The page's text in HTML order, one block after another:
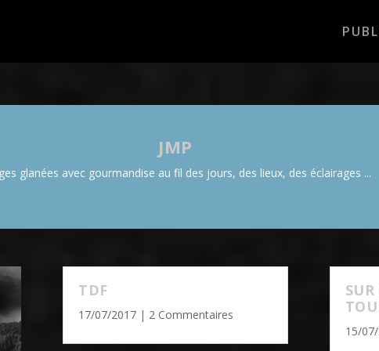
JMP
glanées avec gourmandise au fil des jours, des lieux, des éclairages ...
TDF
17/07/2017 | 2 Commentaires
15/